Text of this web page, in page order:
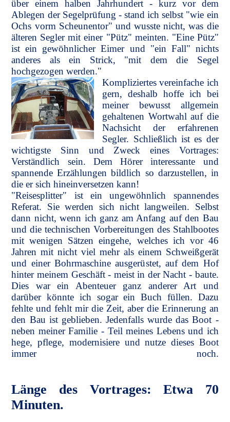
über einem halben Jahrhundert - kurz vor dem
Ablegen der Segelprüfung - stand ich selbst "wie ein
Ochs vorm Scheunentor" und wusste nicht, was die
älteren Segler mit einer "Pütz" meinten. "Eine Pütz"
ist ein gewöhnlicher Eimer und "ein Fall" nichts
anderes als ein Strick, "mit dem die Segel
hochgezogen werden."
Kompliziertes vereinfache ich
gern, deshalb hoffe ich bei
meiner bewusst allgemein
gehaltenen Wortwahl auf die
Nachsicht der erfahrenen
Segler. Schließlich ist es der
wichtigste Sinn und Zweck eines Vortrages:
Verständlich sein. Dem Hörer interessante und
spannende Erzählungen bildlich so darzustellen, in
die er sich hineinversetzen kann!
"Reisesplitter" ist ein ungewöhnlich spannendes
Referat. Sie werden sich nicht langweilen. Selbst
dann nicht, wenn ich ganz am Anfang auf den Bau
und die technischen Vorbereitungen des Stahlbootes
mit wenigen Sätzen eingehe, welches ich vor 46
Jahren mit nicht viel mehr als einem Schweißgerät
und einer Bohrmaschine ausgerüstet, auf dem Hof
hinter meinem Geschäft - meist in der Nacht - baute.
Dies war ein Abenteuer ganz anderer Art und
darüber könnte ich sogar ein Buch füllen. Dazu
fehlte und fehlt mir die Zeit, aber die Erinnerung an
den Bau ist geblieben. Jedenfalls wurde das Boot -
neben meiner Familie - Teil meines Lebens und ich
hege, pflege, modernisiere und nutze dieses Boot
immer noch.
Länge des Vortrages: Etwa 70
Minuten.